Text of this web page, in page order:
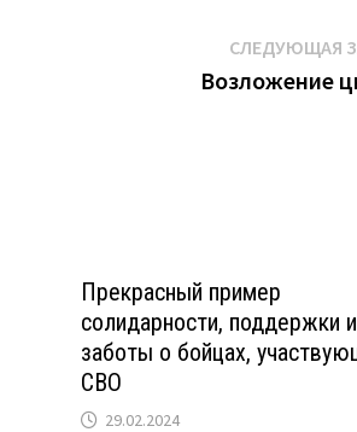
СЛЕДУЮЩАЯ
Возложение
Прекрасный пример
солидарности, поддержки и
заботы о бойцах,
СВО
29.02.2024